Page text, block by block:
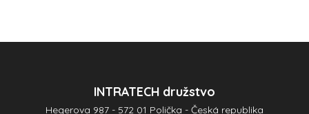
odeslat.
INTRATECH družstvo
Hegerova 987 - 572 01 Polička - Česká republika